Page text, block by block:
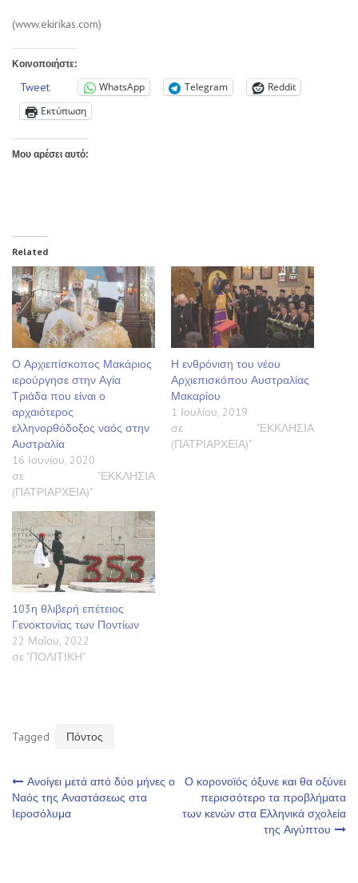
(www.ekirikas.com)
Κοινοποιήστε:
Tweet WhatsApp Telegram
Reddit
Εκτύπωση
Μου αρέσει αυτό:
Related
Ο Αρχιεπίσκοπος Μακάριος
ιερούργησε στην Αγία
Τριάδα που είναι ο
αρχαιότερος
ελληνορθόδοξος ναός στην
Αυστραλία
16 Ιουνίου, 2020
σε "ΕΚΚΛΗΣΙΑ
(ΠΑΤΡΙΑΡΧΕΙΑ)"
Η ενθρόνιση του νέου
Αρχιεπισκόπου Αυστραλίας
Μακαρίου
1 Ιουλίου, 2019
σε "ΕΚΚΛΗΣΙΑ
(ΠΑΤΡΙΑΡΧΕΙΑ)"
103η θλιβερή επέτειος
Γενοκτονίας των Ποντίων
22 Μαΐου, 2022
σε "ΠΟΛΙΤΙΚΗ"
Tagged Πόντος
Πλοήγηση
άρθρων
Ανοίγει μετά από δύο μήνες ο
Ναός της Αναστάσεως στα
Ιεροσόλυμα
Ο κορoνοϊός όξυνε και θα οξύνει
περισσότερο τα προβλήματα
των κενών στα Ελληνικά σχολεία
της Αιγύπτου